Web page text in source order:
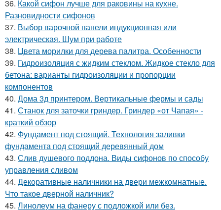
36. Какой сифон лучше для раковины на кухне.
Разновидности сифонов
37. Выбор варочной панели индукционная или
электрическая. Шум при работе
38. Цвета морилки для дерева палитра. Особенности
39. Гидроизоляция с жидким стеклом. Жидкое стекло для
бетона: варианты гидроизоляции и пропорции
компонентов
40. Дома 3д принтером. Вертикальные фермы и сады
41. Станок для заточки гриндер. Гриндер «от Чапая» -
краткий обзор
42. Фундамент под стоящий. Технология заливки
фундамента под стоящий деревянный дом
43. Слив душевого поддона. Виды сифонов по способу
управления сливом
44. Декоративные наличники на двери межкомнатные.
Что такое дверной наличник?
45. Линолеум на фанеру с подложкой или без.